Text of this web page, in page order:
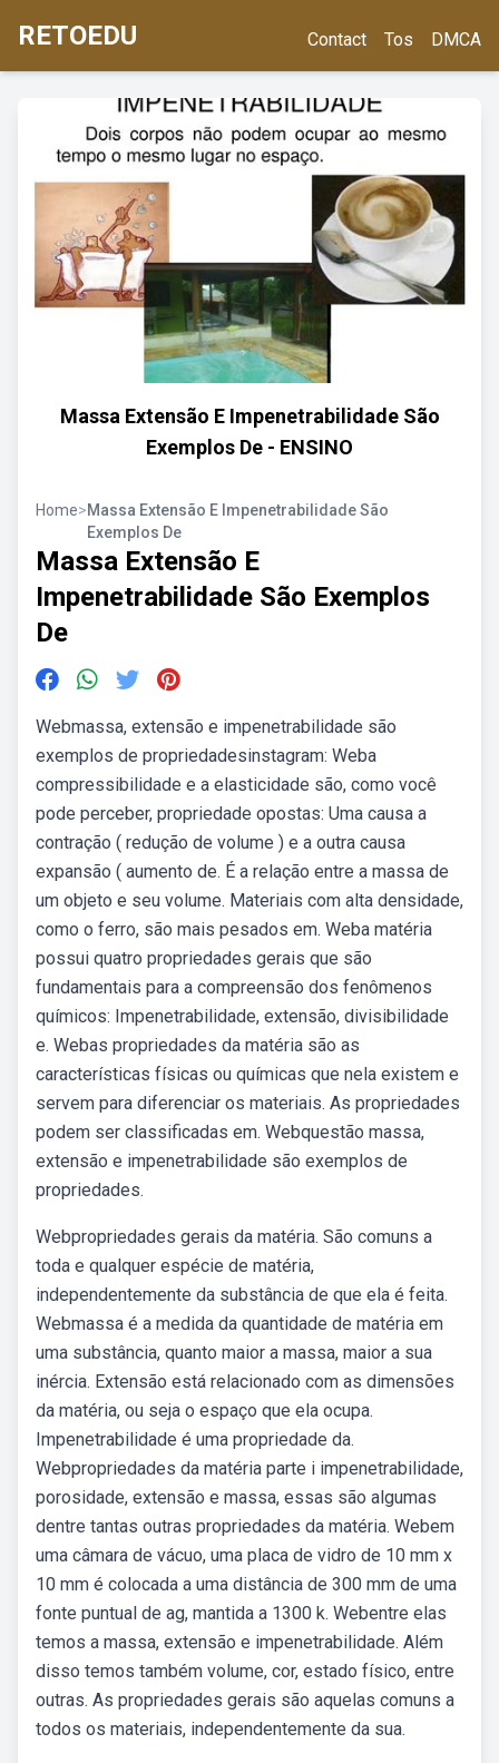
RETOEDU Contact Tos DMCA
Massa Extensão E Impenetrabilidade São
Exemplos De - ENSINO
Home>Massa Extensão E Impenetrabilidade São
Exemplos De
Massa Extensão E
Impenetrabilidade São Exemplos
De
Webmassa, extensão e impenetrabilidade são
exemplos de propriedadesinstagram: Weba
compressibilidade e a elasticidade são, como você
pode perceber, propriedade opostas: Uma causa a
contração ( redução de volume ) e a outra causa
expansão ( aumento de. É a relação entre a massa de
um objeto e seu volume. Materiais com alta densidade,
como o ferro, são mais pesados em. Weba matéria
possui quatro propriedades gerais que são
fundamentais para a compreensão dos fenômenos
químicos: Impenetrabilidade, extensão, divisibilidade
e. Webas propriedades da matéria são as
características físicas ou químicas que nela existem e
servem para diferenciar os materiais. As propriedades
podem ser classificadas em. Webquestão massa,
extensão e impenetrabilidade são exemplos de
propriedades.
Webpropriedades gerais da matéria. São comuns a
toda e qualquer espécie de matéria,
independentemente da substância de que ela é feita.
Webmassa é a medida da quantidade de matéria em
uma substância, quanto maior a massa, maior a sua
inércia. Extensão está relacionado com as dimensões
da matéria, ou seja o espaço que ela ocupa.
Impenetrabilidade é uma propriedade da.
Webpropriedades da matéria parte i impenetrabilidade,
porosidade, extensão e massa, essas são algumas
dentre tantas outras propriedades da matéria. Webem
uma câmara de vácuo, uma placa de vidro de 10 mm x
10 mm é colocada a uma distância de 300 mm de uma
fonte puntual de ag, mantida a 1300 k. Webentre elas
temos a massa, extensão e impenetrabilidade. Além
disso temos também volume, cor, estado físico, entre
outras. As propriedades gerais são aquelas comuns a
todos os materiais, independentemente da sua.